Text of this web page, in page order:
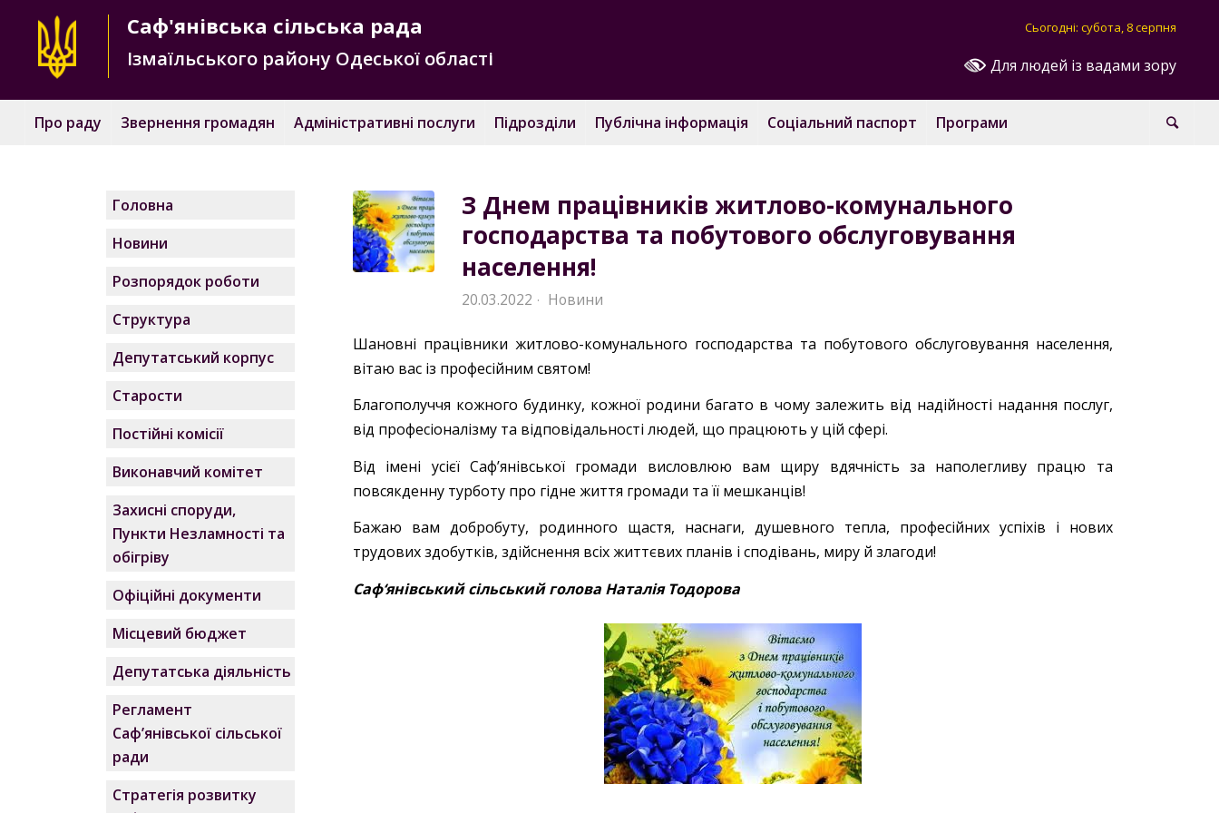
Для людей із вадами зору
Сьогодні: субота, 8 серпня
Саф'янівська сільська рада
Ізмаїльського району Одеської області
Про раду Звернення громадян Адміністративні послуги Підрозділи Публічна інформація Соціальний паспорт Програми
З Днем працівників житлово-комунального
господарства та побутового обслуговування
населення!
20.03.2022 · Новини
Шановні працівники житлово-комунального господарства та побутового обслуговування населення,
вітаю вас із професійним святом!
Благополуччя кожного будинку, кожної родини багато в чому залежить від надійності надання послуг,
від професіоналізму та відповідальності людей, що працюють у цій сфері.
Від імені усієї Саф’янівської громади висловлюю вам щиру вдячність за наполегливу працю та
повсякденну турботу про гідне життя громади та її мешканців!
Бажаю вам добробуту, родинного щастя, наснаги, душевного тепла, професійних успіхів і нових
трудових здобутків, здійснення всіх життєвих планів і сподівань, миру й злагоди!
Саф‘янівський сільський голова Наталія Тодорова
Головна
Новини
Розпорядок роботи
Структура
Депутатський корпус
Старости
Постійні комісії
Виконавчий комітет
Захисні споруди,
Пункти Незламності та
обігріву
Офіційні документи
Місцевий бюджет
Депутатська діяльність
Регламент
Саф’янівської сільської
ради
Стратегія розвитку